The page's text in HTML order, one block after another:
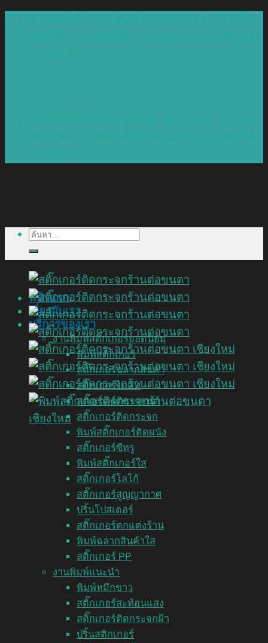
หน้าแรก
เกี่ยวกับเรา
บริการของเรา
งานพิมพ์สติ๊กเกอร์ยอดนิยม
พิมพ์สติ๊กเกอร์
สติ๊กเกอร์ฉลากสินค้า
สติ๊กเกอร์ไดคัท
สติ๊กเกอร์ติดรถยนต์
สติ๊กเกอร์ติดกระจก
พิมพ์สติ๊กเกอร์ติดผนัง
สติ๊กเกอร์ซีทรู
พิมพ์สติ๊กเกอร์ใส
สติ๊กเกอร์โลโก้
สติ๊กเกอร์สูญญากาศ
ปริ้นโปสเตอร์
สติ๊กเกอร์ตกแต่งร้าน
พิมพ์ฉลากสินค้าใส
สติ๊กเกอร์ PP
งานพิมพ์แนะนำ
พิมพ์หมึกขาว
สติ๊กเกอร์สะท้อนแสง
สติ๊กเกอร์ติดกระจกฝ้า
ปริ้นสติกเกอร์
ค้นหา: